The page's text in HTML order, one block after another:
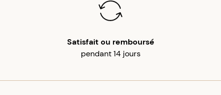
Satisfait ou remboursé
pendant 14 jours